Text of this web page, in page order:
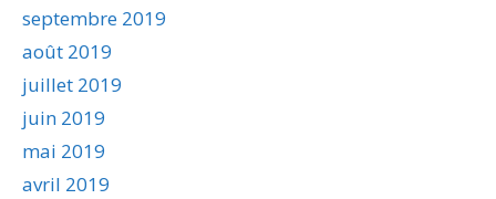
septembre 2019
août 2019
juillet 2019
juin 2019
mai 2019
avril 2019